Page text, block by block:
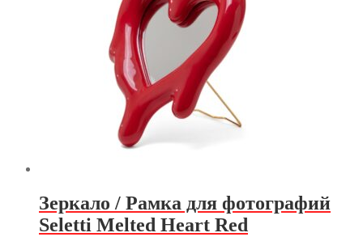
Зеркало / Рамка для фотографий
Seletti Melted Heart Red